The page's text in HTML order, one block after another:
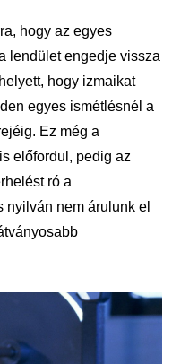
hogy az egyes
lendület engedje vissza
hogy izmaikat
egyes ismétlésnél a
Ez még a
előfordul, pedig az
ró a
nyilván nem árulunk el